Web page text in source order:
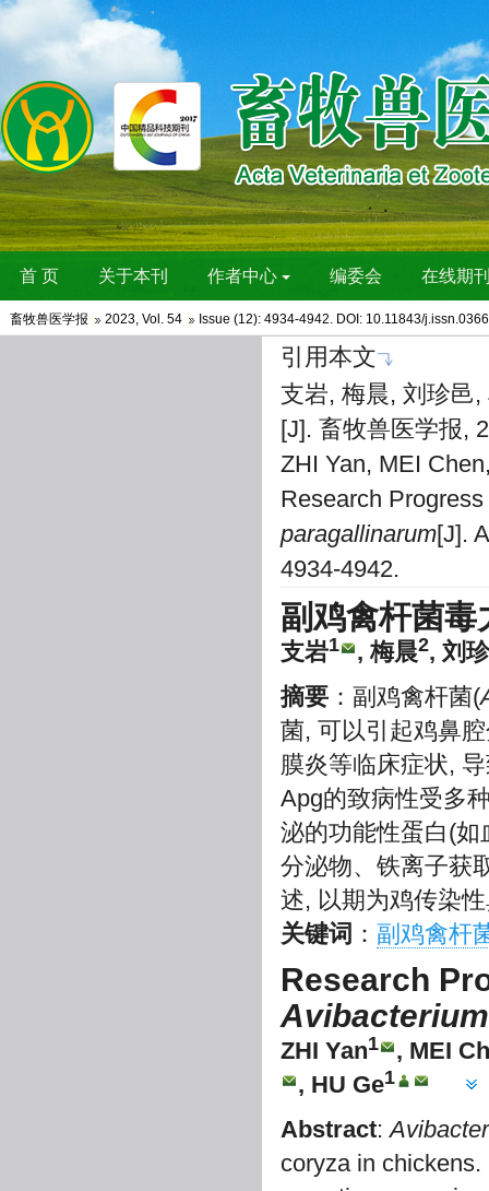
畜牧兽医学报 2023, Vol. 54 Issue (12): 4934-4942. DOI: 10.11843/
引用本文
支岩, 梅晨, 刘珍邑
[J]. 畜牧兽医学报,
ZHI Yan, MEI
Research
paragallinarum[J].
4934-4942.
副鸡禽杆菌毒
支岩1 , 梅晨2, 刘
摘要 ：副鸡禽杆菌(
菌, 可以引起鸡鼻
膜炎等临床症状,
Apg的致病性受多
泌的功能性蛋白(
分泌物、铁离子获
述, 以期为鸡传染
关键词 ： 副鸡禽杆
Research
ZHI Yan1
, MEI
, HU Ge1
Abstract:
coryza in